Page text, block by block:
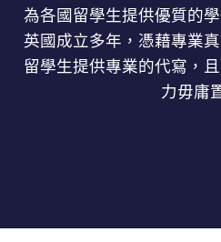
為各國留學生提供優質的
英國成立多年，憑藉專業
留學生提供專業的代寫，
力毋庸